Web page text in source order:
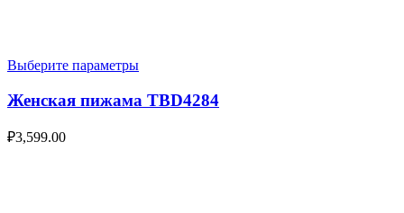
Выберите параметры
Женская пижама TBD4284
₽3,599.00